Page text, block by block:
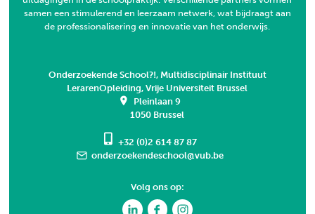
samen een stimulerend en leerzaam netwerk, wat bijdraagt aan
de professionalisering en innovatie van het onderwijs.
Onderzoekende School?!, Multidisciplinair Instituut
LerarenOpleiding, Vrije Universiteit Brussel
Pleinlaan 9
1050 Brussel
+32 (0)2 614 87 87
onderzoekendeschool@vub.be
Volg ons op: